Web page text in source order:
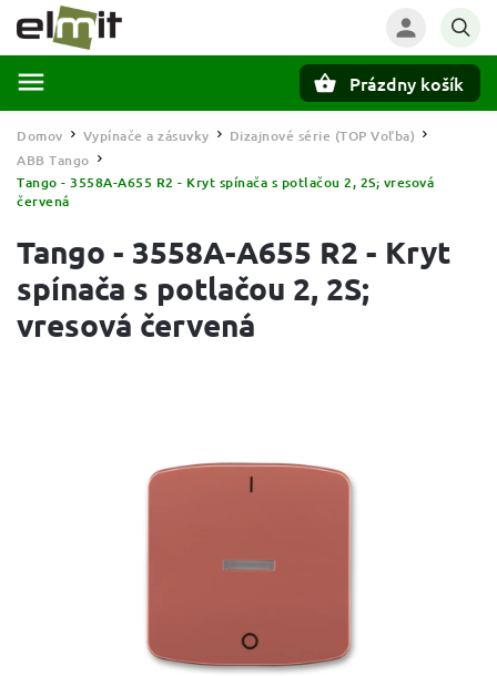
Prázdny košík
Domov / Vypínače a zásuvky / Dizajnové série (TOP Voľba) /
ABB Tango /
Tango - 3558A-A655 R2 - Kryt spínača s potlačou 2, 2S; vresová
červená
Tango - 3558A-A655 R2 - Kryt
spínača s potlačou 2, 2S;
vresová červená